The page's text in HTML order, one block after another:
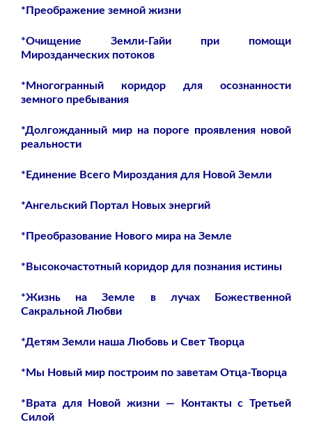
*Преображение земной жизни
*Очищение Земли-Гайи при помощи
Мирозданческих потоков
*Многогранный коридор для осознанности
земного пребывания
*Долгожданный мир на пороге проявления новой
реальности
*Единение Всего Мироздания для Новой Земли
*Ангельский Портал Новых энергий
*Преобразование Нового мира на Земле
*Высокочастотный коридор для познания истины
*Жизнь на Земле в лучах Божественной
Сакральной Любви
*Детям Земли наша Любовь и Свет Творца
*Мы Новый мир построим по заветам Отца-Творца
*Врата для Новой жизни — Контакты с Третьей
Силой